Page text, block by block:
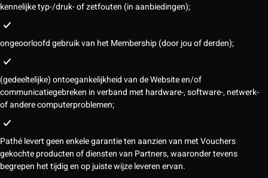
kennelijke typ-/druk- of zetfouten (in aanbiedingen);
ongeoorloofd gebruik van het Membership (door jou of derden);
(gedeeltelijke) ontoegankelijkheid van de Website en/of
communicatiegebreken in verband met hardware-, software-, netwerk-
of andere computerproblemen;
Pathé levert geen enkele garantie ten aanzien van met Vouchers
gekochte producten of diensten van Partners, waaronder tevens
begrepen het tijdig en op juiste wijze leveren ervan.